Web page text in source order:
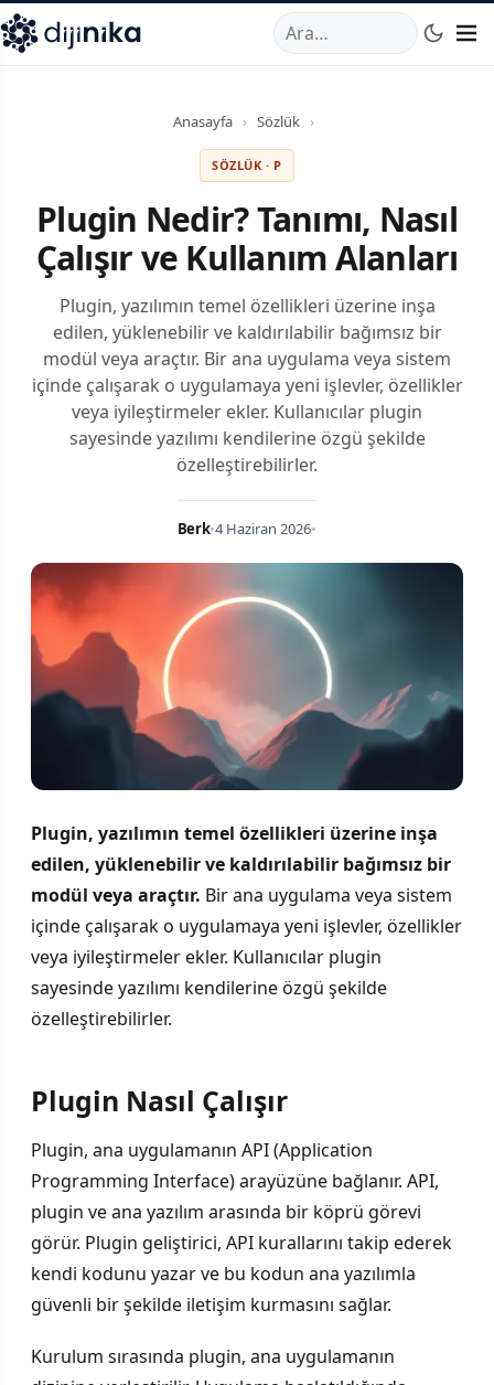
,Marmara Mahallesi,Beylikdüzü34520TRTelefon:0850
Anasayfa › Sözlük ›
SÖZLÜK · P
Plugin Nedir? Tanımı, Nasıl
Çalışır ve Kullanım Alanları
Plugin, yazılımın temel özellikleri üzerine inşa
edilen, yüklenebilir ve kaldırılabilir bağımsız bir
modül veya araçtır. Bir ana uygulama veya sistem
içinde çalışarak o uygulamaya yeni işlevler, özellikler
veya iyileştirmeler ekler. Kullanıcılar plugin
sayesinde yazılımı kendilerine özgü şekilde
özelleştirebilirler.
Berk•4 Haziran 2026•
Plugin, yazılımın temel özellikleri üzerine inşa
edilen, yüklenebilir ve kaldırılabilir bağımsız bir
modül veya araçtır. Bir ana uygulama veya sistem
içinde çalışarak o uygulamaya yeni işlevler, özellikler
veya iyileştirmeler ekler. Kullanıcılar plugin
sayesinde yazılımı kendilerine özgü şekilde
özelleştirebilirler.
Plugin Nasıl Çalışır
Plugin, ana uygulamanın API (Application
Programming Interface) arayüzüne bağlanır. API,
plugin ve ana yazılım arasında bir köprü görevi
görür. Plugin geliştirici, API kurallarını takip ederek
kendi kodunu yazar ve bu kodun ana yazılımla
güvenli bir şekilde iletişim kurmasını sağlar.
Kurulum sırasında plugin, ana uygulamanın